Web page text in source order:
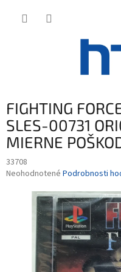
FIGHTING
SLES-00731
MIERNE
33708
Priemerné
produktu
hviezdičiek.
Neohodnotené Podrobnosti